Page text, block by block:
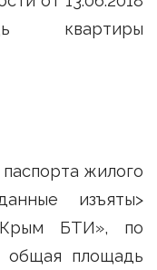
квартиры
жилого
изъяты>
БТИ», по
общая площадь